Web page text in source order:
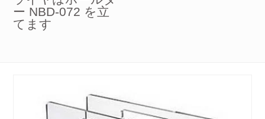
ー NBD-072 を立
てます